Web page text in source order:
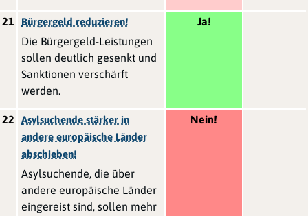
21 Bürgergeld reduzieren!
Die Bürgergeld-Leistungen
sollen deutlich gesenkt und
Sanktionen verschärft
werden.
Ja!
22
Asylsuchende stärker in
andere europäische Länder
abschieben!
Asylsuchende, die über
andere europäische Länder
eingereist sind, sollen mehr
Nein!